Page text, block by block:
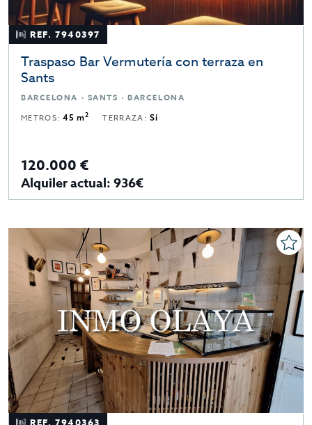
REF. 7940397
Traspaso Bar Vermutería con terraza en
Sants
BARCELONA · SANTS · BARCELONA
METROS:45 m2 TERRAZA:Sí
120.000 €
Alquiler actual: 936€
REF. 7940363